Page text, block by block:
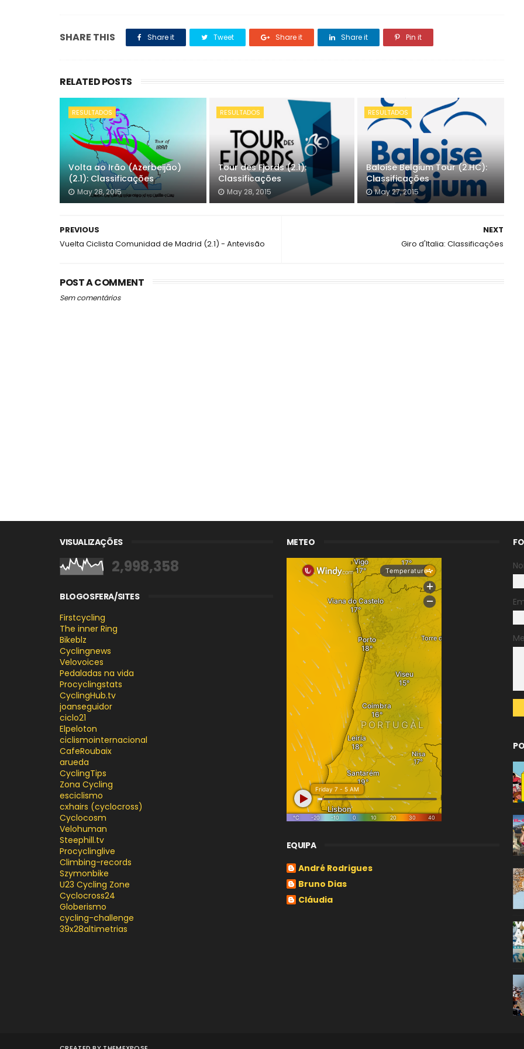
SHARE THIS Share it Tweet Share it Share it Pin it
RELATED POSTS
RESULTADOS
Volta ao Irão (Azerbeijão)
(2.1): Classificações
May 28, 2015
RESULTADOS
Tour des Fjords (2.1):
Classificações
May 28, 2015
RESULTADOS
Baloise Belgium Tour (2.HC):
Classificações
May 27, 2015
NEXT
Giro d'Italia: Classificações
PREVIOUS
Vuelta Ciclista Comunidad de Madrid (2.1) - Antevisão
POST A COMMENT
Sem comentários
VISUALIZAÇÕES
2,998,358
BLOGOSFERA/SITES
Firstcycling
The inner Ring
Bikeblz
Cyclingnews
Velovoices
Pedaladas na vida
Procyclingstats
CyclingHub.tv
joanseguidor
ciclo21
Elpeloton
ciclismointernacional
CafeRoubaix
arueda
CyclingTips
Zona Cycling
esciclismo
cxhairs (cyclocross)
Cyclocosm
Velohuman
Steephill.tv
Procyclinglive
Climbing-records
Szymonbike
U23 Cycling Zone
Cyclocross24
Globerismo
cycling-challenge
39x28altimetrias
METEO
EQUIPA
André Rodrigues
Bruno Dias
Cláudia